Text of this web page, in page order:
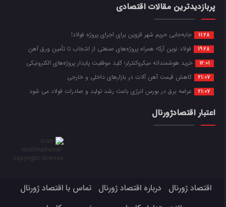
پربازدیدترین مقالات اقتصادی
11:28 جابه‌جایی حریم شهر قزوین برای اجرای پروژه فولاد!
19:28 فولاد نوین آرکا؛ همراه پروژه‌های صنعتی از انتخاب تا تأمین ورق آهن
12:01 خرید هوشمندانه میکروکنترلر؛ کلید موفقیت پایدار پروژه‌های الکترونیکی
21:07 کاهش قیمت آهن آلات در بازارهای داخلی و خارجی
21:07 عرضه برق در بورس انرژی باعث رشد تولید و صادرات فولاد می شود
اعتبار اقتصادژورنال
اقتصاد ژورنال درباره اقتصاد ژورنال
تماس با اقتصاد ژورنال